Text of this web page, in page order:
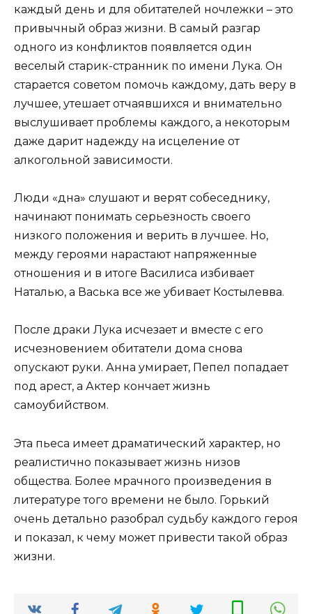
каждый день и для обитателей ночлежки – это
привычный образ жизни. В самый разгар
одного из конфликтов появляется один
веселый старик-странник по имени Лука. Он
старается советом помочь каждому, дать веру в
лучшее, утешает отчаявшихся и внимательно
выслушивает проблемы каждого, а некоторым
даже дарит надежду на исцеление от
алкогольной зависимости.
Люди «дна» слушают и верят собеседнику,
начинают понимать серьезность своего
низкого положения и верить в лучшее. Но,
между героями нарастают напряженные
отношения и в итоге Василиса избивает
Наталью, а Васька все же убивает Костылевва.
После драки Лука исчезает и вместе с его
исчезновением обитатели дома снова
опускают руки. Анна умирает, Пепел попадает
под арест, а Актер кончает жизнь
самоубийством.
Эта пьеса имеет драматический характер, но
реалистично показывает жизнь низов
общества. Более мрачного произведения в
литературе того времени не было. Горький
очень детально разобрал судьбу каждого героя
и показал, к чему может привести такой образ
жизни.